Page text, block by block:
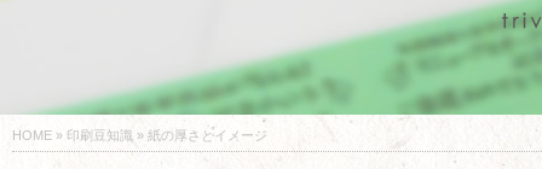
HOME » 印刷豆知識 » 紙の厚さとイメージ